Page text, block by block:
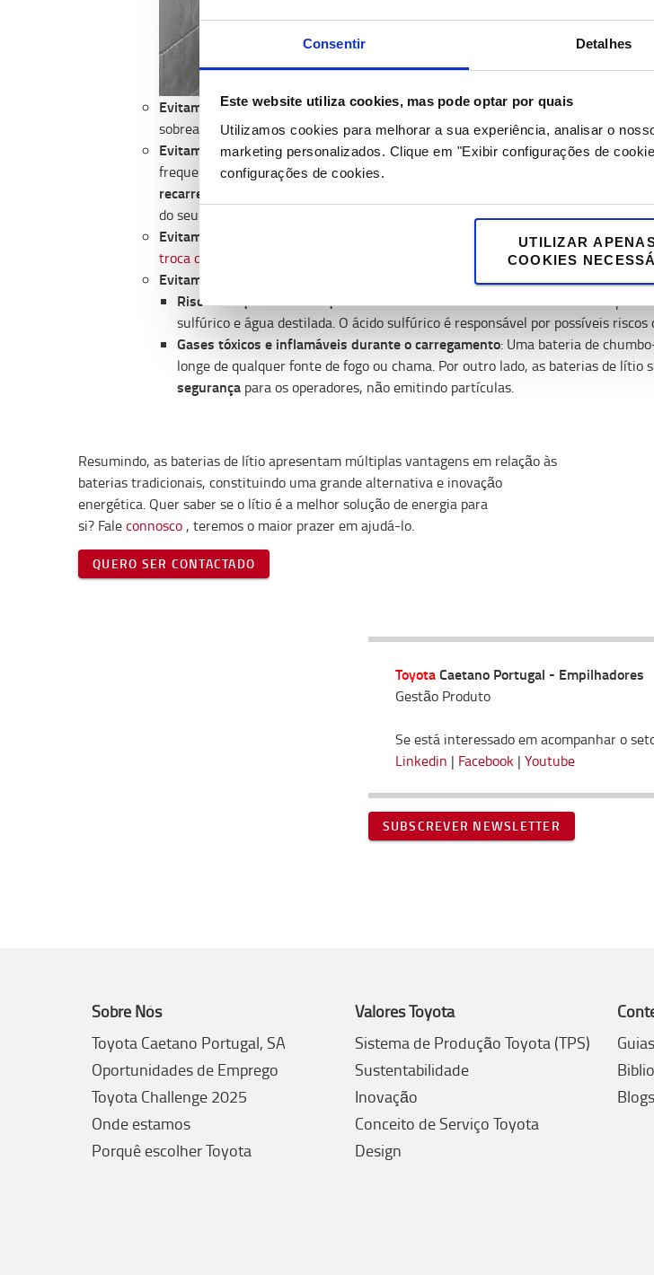
Consentir Detalhes
Este website utiliza cookies, mas pode optar por quais
Utilizamos cookies para melhorar a sua experiência, analisar o
marketing personalizados. Clique em "Exibir configurações de
configurações de cookies.
UTILIZAR
COOKIES
Evitam o sobreaquecimento: As baterias de lítio permitem que o equipamento
sobreaquecimento, o que pode aumentar o grau de autodescarga ou o risco de
Evitam o efeito de memória: Entendido como a redução da capacidade de carga
frequentemente com um nível de carga da bateria acima dos 20%. O
recarregamento
Ou seja, as baterias de
do seu estado de carga.
Evitam a necessidade de manutenção : As baterias de lítio, ao contrário das
troca de bateria
; não há enchimento de água, não emitem gases e, portanto, são
Evitam riscos de segurança
Riscos de queimaduras químicas : as baterias de chumbo-ácido são
sulfúrico e água destilada. O ácido sulfúrico é responsável por possíveis
Gases tóxicos e inflamáveis ​​durante o carregamento: Uma bateria de
longe de qualquer fonte de fogo ou chama. Por outro lado, as baterias de lítio
segurança para os operadores, não emitindo partículas.
Resumindo, as baterias de lítio apresentam múltiplas vantagens em relação às
baterias tradicionais, constituindo uma grande alternativa e inovação
energética. Quer saber se o lítio é a melhor solução de energia para
si? Faleconnosco , teremos o maior prazer em ajudá-lo.
QUERO SER CONTACTADO
ToyotaCaetano Portugal - Empilhadores
Gestão Produto
Se está interessado em acompanhar o
Linkedin | Facebook| Youtube
SUBSCREVER NEWSLETTER
Sobre Nós
Toyota Caetano Portugal, SA
Oportunidades de Emprego
Toyota Challenge 2025
Onde estamos
Porquê escolher Toyota
Valores Toyota
Sistema de Produção Toyota (TPS)
Sustentabilidade
Inovação
Conceito de Serviço Toyota
Design
Guias
Blogs